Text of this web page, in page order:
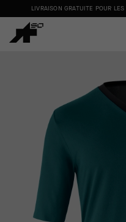
LIVRAISON GRATUITE POUR